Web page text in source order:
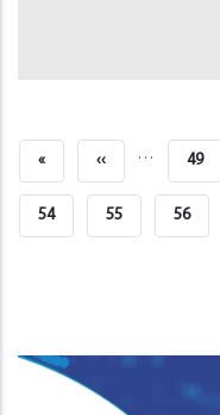
First
Page
« Previous
Page
‹‹ … 49
Страница
54 Страница
55 56